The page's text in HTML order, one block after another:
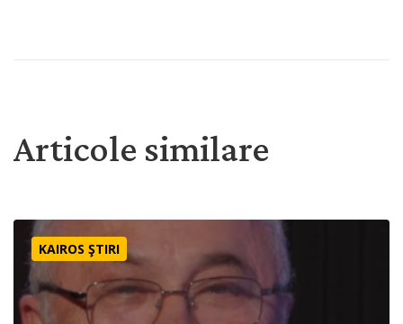
Articole similare
Ne rugăm pentru poporul dukha din Mongolia |
KAIROS ŞTIRI